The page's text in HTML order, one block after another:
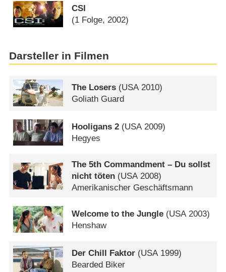
CSI
(1 Folge, 2002)
Darsteller in Filmen
The Losers (USA 2010)
Goliath Guard
Hooligans 2 (USA2009)
Hegyes
The 5th Commandment – Du sollst
nicht töten (USA2008)
Amerikanischer Geschäftsmann
Welcome to the Jungle (USA 2003)
Henshaw
Der Chill Faktor (USA1999)
Bearded Biker